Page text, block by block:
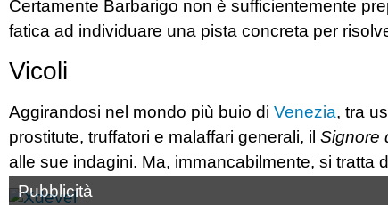
Certamente Barbarigo non è sufficientemente
fatica ad individuare una pista concreta per
Vicoli
Aggirandosi nel mondo più buio di Venezia, tra
prostitute, truffatori e malaffari generali, il Signore
alle sue indagini. Ma, immancabilmente, si tratta
Pubblicità